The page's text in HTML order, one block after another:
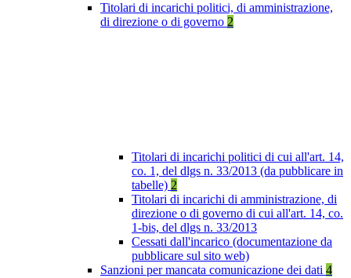
Titolari di incarichi politici, di amministrazione,
di direzione o di governo 2
Titolari di incarichi politici di cui all'art. 14,
co. 1, del dlgs n. 33/2013 (da pubblicare in
tabelle) 2
Titolari di incarichi di amministrazione, di
direzione o di governo di cui all'art. 14, co.
1-bis, del dlgs n. 33/2013
Cessati dall'incarico (documentazione da
pubblicare sul sito web)
Sanzioni per mancata comunicazione dei dati 4